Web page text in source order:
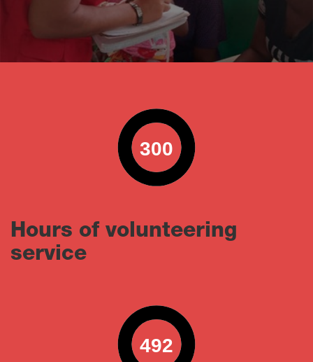
300
0 100
Hours of volunteering
service
492
0 100